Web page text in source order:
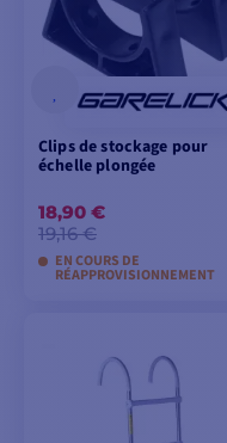
Clips de stockage pour
échelle plongée
18,90 €
19,16 €
EN COURS DE
RÉAPPROVISIONNEMENT
PANIER